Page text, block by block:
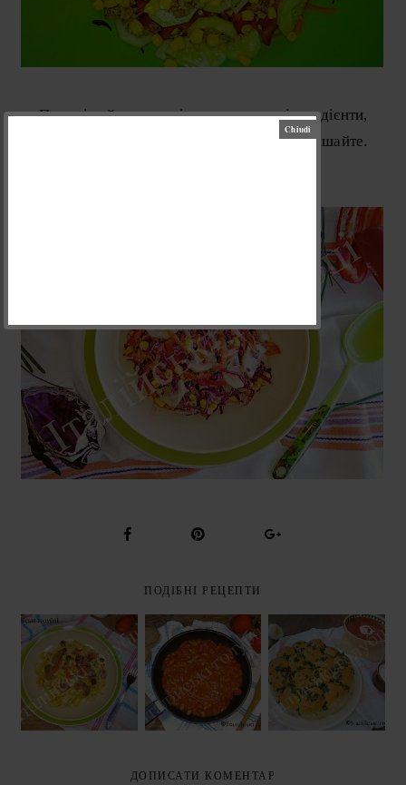
Перемішайте вказані для заправки інгредієнти,
полийте нею салат і легенько перемішайте.
ПОДІБНІ РЕЦЕПТИ
МАКАРОНИ З
ГРИБАМИ І
КРЕВЕТКАМИ
(PASTA CON
FUNGHI E
GAMBERETTI)
ФІЛЕ
МОРОЖЕНОГО
ХЕКА З
КВАСОЛЕЮ
(FILETTI DI
MERLUZZO
ПАМПУШКИ
ДО БОРЩУ
ДОПИСАТИ КОМЕНТАР